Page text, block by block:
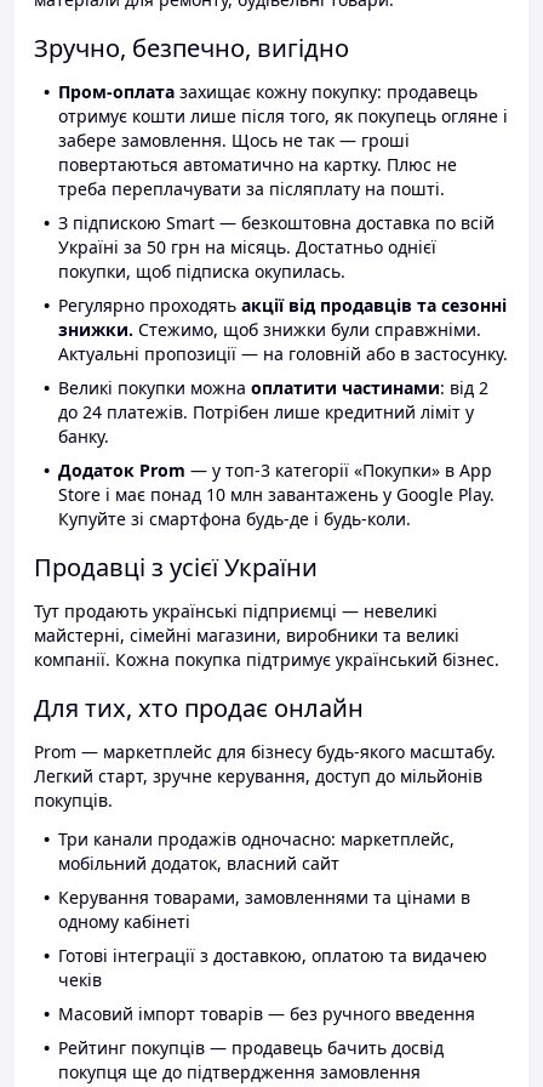
Зручно, безпечно, вигідно
Пром-оплата захищає кожну покупку: продавець
отримує кошти лише після того, як покупець огляне і
забере замовлення. Щось не так — гроші
повертаються автоматично на картку. Плюс не
треба переплачувати за післяплату на пошті.
З підпискою Smart — безкоштовна доставка по всій
Україні за 50 грн на місяць. Достатньо однієї
покупки, щоб підписка окупилась.
Регулярно проходять акції від продавців та сезонні
знижки. Стежимо, щоб знижки були справжніми.
Актуальні пропозиції — на головній або в застосунку.
Великі покупки можна оплатити частинами: від 2
до 24 платежів. Потрібен лише кредитний ліміт у
банку.
Додаток Prom — у топ-3 категорії «Покупки» в App
Store і має понад 10 млн завантажень у Google Play.
Купуйте зі смартфона будь-де і будь-коли.
Продавці з усієї України
Тут продають українські підприємці — невеликі
майстерні, сімейні магазини, виробники та великі
компанії. Кожна покупка підтримує український бізнес.
Для тих, хто продає онлайн
Prom — маркетплейс для бізнесу будь-якого масштабу.
Легкий старт, зручне керування, доступ до мільйонів
покупців.
Три канали продажів одночасно: маркетплейс,
мобільний додаток, власний сайт
Керування товарами, замовленнями та цінами в
одному кабінеті
Готові інтеграції з доставкою, оплатою та видачею
чеків
Масовий імпорт товарів — без ручного введення
Рейтинг покупців — продавець бачить досвід
покупця ще до підтвердження замовлення